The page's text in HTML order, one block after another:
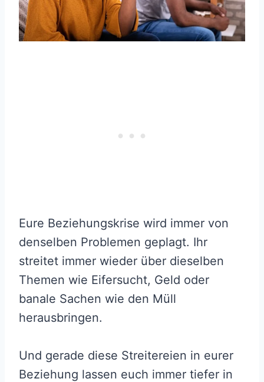
Eure Beziehungskrise wird immer von
denselben Problemen geplagt. Ihr
streitet immer wieder über dieselben
Themen wie Eifersucht, Geld oder
banale Sachen wie den Müll
herausbringen.
Und gerade diese Streitereien in eurer
Beziehung lassen euch immer tiefer in